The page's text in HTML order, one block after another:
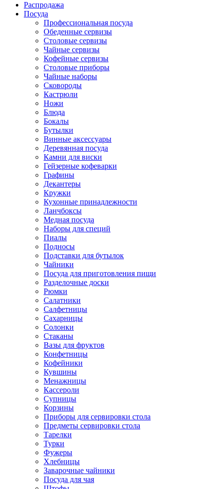
Распродажа
Посуда
Профессиональная посуда
Обеденные сервизы
Столовые сервизы
Чайные сервизы
Кофейные сервизы
Столовые приборы
Чайные наборы
Сковороды
Кастрюли
Ножи
Блюда
Бокалы
Бутылки
Винные аксессуары
Деревянная посуда
Камни для виски
Гейзерные кофеварки
Графины
Декантеры
Кружки
Кухонные принадлежности
Ланчбоксы
Медная посуда
Наборы для специй
Пиалы
Подносы
Подставки для бутылок
Чайники
Посуда для приготовления пищи
Разделочные доски
Рюмки
Салатники
Салфетницы
Сахарницы
Солонки
Стаканы
Вазы для фруктов
Конфетницы
Кофейники
Кувшины
Менажницы
Кассероли
Супницы
Корзины
Приборы для сервировки стола
Предметы сервировки стола
Тарелки
Турки
Фужеры
Хлебницы
Заварочные чайники
Посуда для чая